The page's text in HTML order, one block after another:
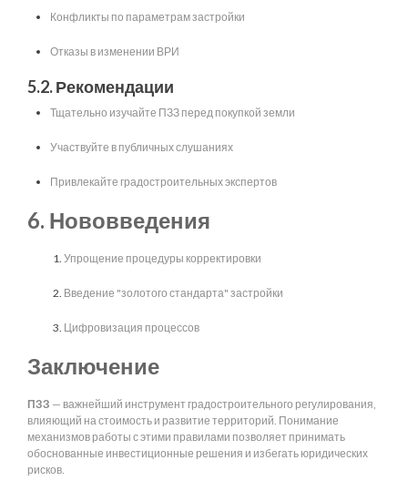
Конфликты по параметрам застройки
Отказы в изменении ВРИ
5.2. Рекомендации
Тщательно изучайте ПЗЗ перед покупкой земли
Участвуйте в публичных слушаниях
Привлекайте градостроительных экспертов
6. Нововведения
Упрощение процедуры корректировки
Введение "золотого стандарта" застройки
Цифровизация процессов
Заключение
ПЗЗ — важнейший инструмент градостроительного регулирования,
влияющий на стоимость и развитие территорий. Понимание
механизмов работы с этими правилами позволяет принимать
обоснованные инвестиционные решения и избегать юридических
рисков.